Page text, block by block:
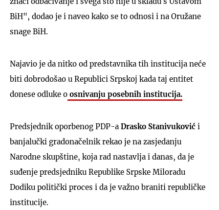
BiH", dodao je i naveo kako se to odnosi i na Oružane
snage BiH.
Najavio je da nitko od predstavnika tih institucija neće
biti dobrodošao u Republici Srpskoj kada taj entitet
donese odluke o osnivanju posebnih institucija.
Predsjednik oporbenog PDP-a Drasko Stanivuković i
banjalučki gradonačelnik rekao je na zasjedanju
Narodne skupštine, koja rad nastavlja i danas, da je
suđenje predsjedniku Republike Srpske Miloradu
Dodiku politički proces i da je važno braniti republičke
institucije.